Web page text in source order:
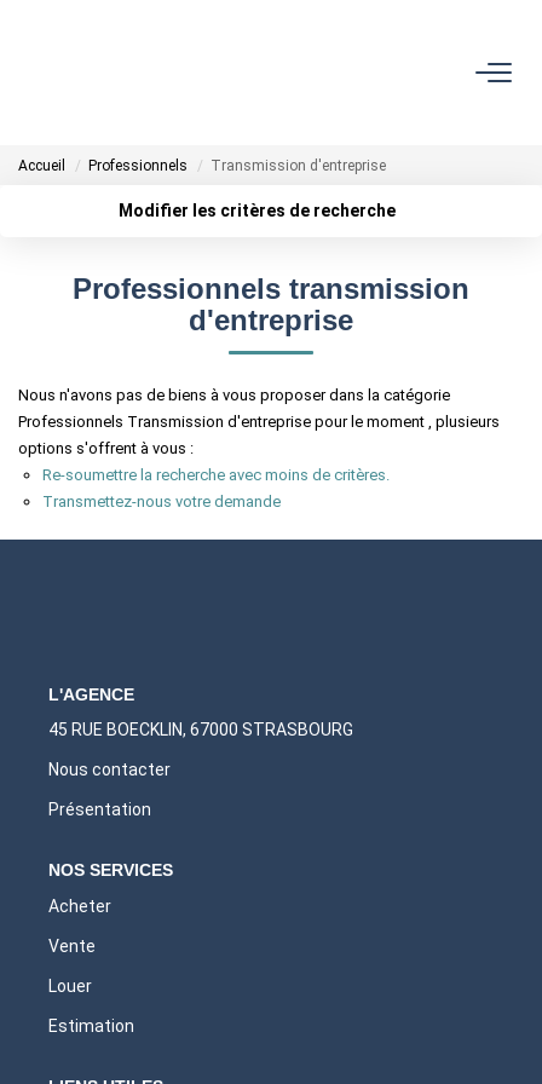
ESTIMATION
L'AGENCE
CONTACT
Accueil Professionnels Transmission d'entreprise
Modifier les critères de recherche
Type de bien
Plus de critères
Professionnels transmission
d'entreprise
Nous n'avons pas de biens à vous proposer dans la catégorie
Professionnels Transmission d'entreprise pour le moment , plusieurs
options s'offrent à vous :
Re-soumettre la recherche avec moins de critères.
Transmettez-nous votre demande
L'AGENCE
45 RUE BOECKLIN, 67000 STRASBOURG
Nous contacter
Présentation
NOS SERVICES
Acheter
Vente
Louer
Estimation